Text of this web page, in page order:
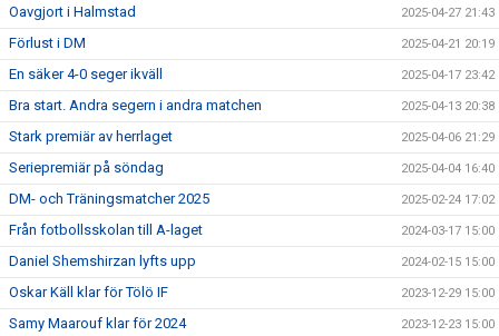
Oavgjort i Halmstad 2025-04-27 21:43
Förlust i DM 2025-04-21 20:19
En säker 4-0 seger ikväll 2025-04-17 23:42
Bra start. Andra segern i andra matchen 2025-04-13 20:38
Stark premiär av herrlaget 2025-04-06 21:29
Seriepremiär på söndag 2025-04-04 16:40
DM- och Träningsmatcher 2025 2025-02-24 17:02
Från fotbollsskolan till A-laget 2024-03-17 15:00
Daniel Shemshirzan lyfts upp 2024-02-15 15:00
Oskar Käll klar för Tölö IF 2023-12-29 15:00
Samy Maarouf klar för 2024 2023-12-23 15:00